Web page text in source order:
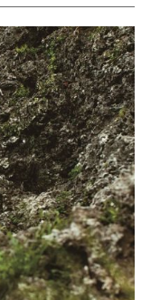
るためには、まず弁
というもの。「金
湖に浮かぶ小さな